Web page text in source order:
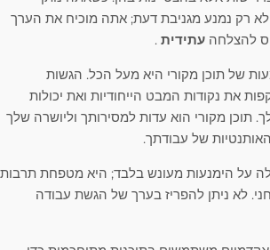
לא רק נמנע מגניבת דעת; אתה מוכיח את הערך
להצלחה עתידית .
של תוכן מקורי היא מעל הכל. הגשות
את נקודות המבט הייחודיות ואת יכולות
תוכן מקורי הוא עדות למסירותך וליושרה שלך
של עבודתך.
על הימנעות מעונש בלבד; היא מטפחת תרבות
לא ניתן להפריז בערך של הגשת עבודה